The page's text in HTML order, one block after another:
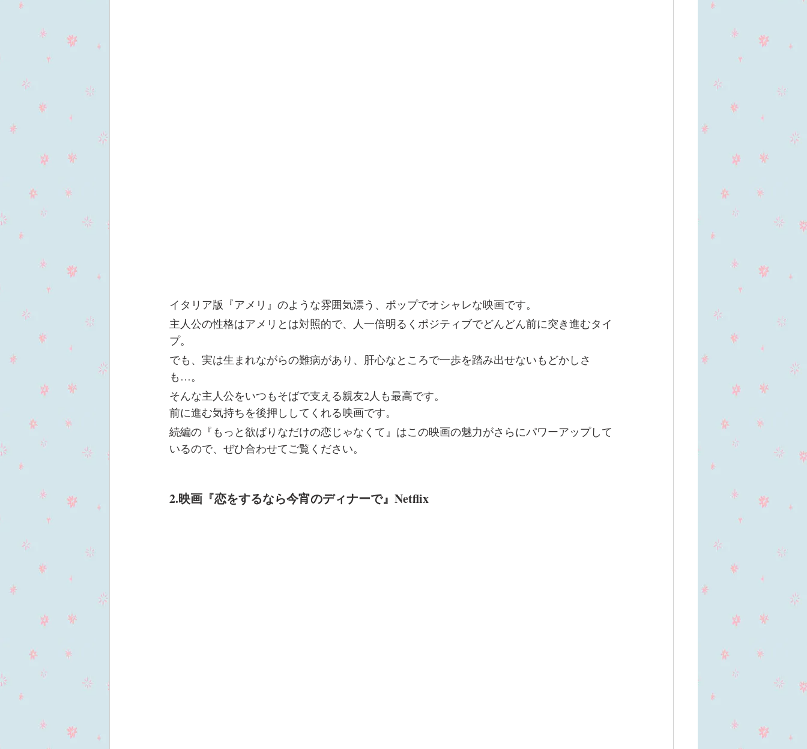
イタリア版『アメリ』のような雰囲気漂う、ポップでオシャレな映画です。
主人公の性格はアメリとは対照的で、人一倍明るくポジティブでどんどん前に突き進むタイ
プ。
でも、実は生まれながらの難病があり、肝心なところで一歩を踏み出せないもどかしさ
も…。
そんな主人公をいつもそばで支える親友2人も最高です。
前に進む気持ちを後押ししてくれる映画です。
続編の『もっと欲ばりなだけの恋じゃなくて』はこの映画の魅力がさらにパワーアップして
いるので、ぜひ合わせてご覧ください。
2.映画『恋をするなら今宵のディナーで』Netflix